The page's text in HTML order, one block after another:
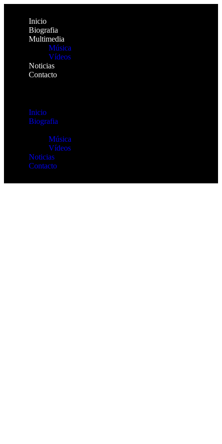
Inicio
Biografia
Multimedia
Música
Vídeos
Noticias
Contacto
Inicio
Biografia
Música
Vídeos
Noticias
Contacto